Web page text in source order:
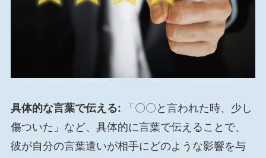
具体的な言葉で伝える: 「〇〇と言われた時、少し
傷ついた」など、具体的に言葉で伝えることで、
彼が自分の言葉遣いが相手にどのような影響を与